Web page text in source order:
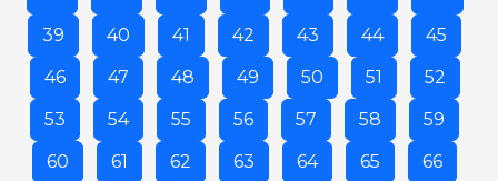
39
40 41 42 43 44
45
46
47 48 49 50 51
52
53
54 55 56 57 58
59
60
61 62 63 64 65
66